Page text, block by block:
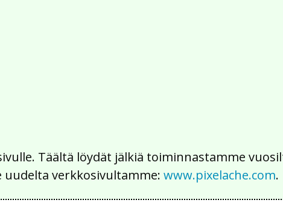
Täältä löydät jälkiä toiminnastamme
verkkosivultamme: www.pixelache.com.